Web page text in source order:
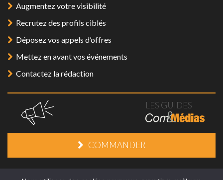
Augmentez votre visibilité
Recrutez des profils ciblés
Déposez vos appels d’offres
Mettez en avant vos événements
Contactez la rédaction
LES GUIDES
COMMANDER
Mentions légales / Plan du site Contact